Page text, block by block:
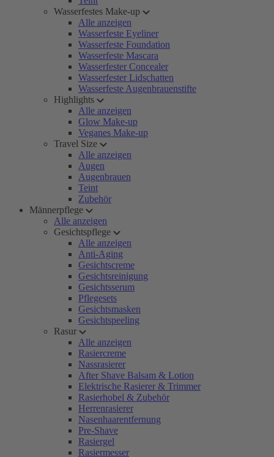
Wasserfestes Make-up
Alle anzeigen
Wasserfeste Eyeliner
Wasserfeste Foundation
Wasserfeste Mascara
Wasserfester Concealer
Wasserfester Lidschatten
Wasserfeste Augenbrauenstifte
Highlights
Alle anzeigen
Glow Make-up
Veganes Make-up
Travel Size
Alle anzeigen
Augen
Augenbrauen
Teint
Zubehör
Männerpflege
Alle anzeigen
Gesichtspflege
Alle anzeigen
Anti-Aging
Gesichtscreme
Gesichtsreinigung
Gesichtsserum
Pflegesets
Gesichtsmasken
Gesichtspeeling
Rasur
Alle anzeigen
Rasiercreme
Nassrasierer
After Shave Balsam & Lotion
Elektrische Rasierer & Trimmer
Rasierhobel & Zubehör
Herrenrasierer
Nasenhaarentfernung
Pre-Shave
Rasiergel
Rasiermesser